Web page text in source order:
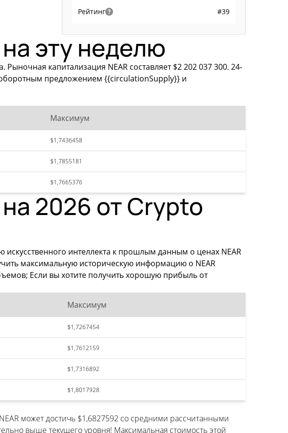
Рейтинг #39
эту неделю
капитализация NEAR составляет $2 202 037 300. 24-
предложением {{circulationSupply}} и
Максимум
$1,7436458
$1,7855181
$1,7665376
2026 от Crypto
интеллекта к прошлым данным о ценах NEAR
максимальную историческую информацию о NEAR
Если вы хотите получить хорошую прибыль от
Максимум
$1,7267454
$1,7612159
$1,7316892
$1,8017928
может достичь $1,6827592 со средними рассчитанными
выше текущего уровня! Максимальная стоимость этой